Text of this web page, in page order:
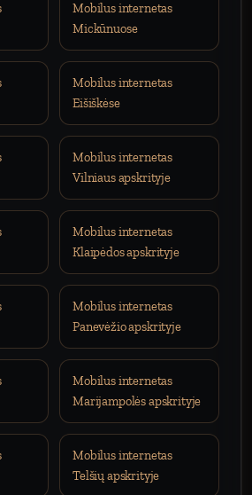
Mobilus internetas
Mickūnuose
Mobilus internetas
Eišiškėse
Mobilus internetas
Vilniaus apskrityje
Mobilus internetas
Klaipėdos apskrityje
Mobilus internetas
Panevėžio apskrityje
Mobilus internetas
Marijampolės apskrityje
Mobilus internetas
Telšių apskrityje